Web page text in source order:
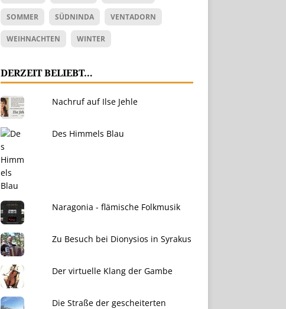
SOMMER SÜDNINDA VENTADORN
WEIHNACHTEN WINTER
DERZEIT BELIEBT…
Nachruf auf Ilse Jehle
Des Himmels Blau
Naragonia - flämische Folkmusik
Zu Besuch bei Dionysios in Syrakus
Der virtuelle Klang der Gambe
Die Straße der gescheiterten